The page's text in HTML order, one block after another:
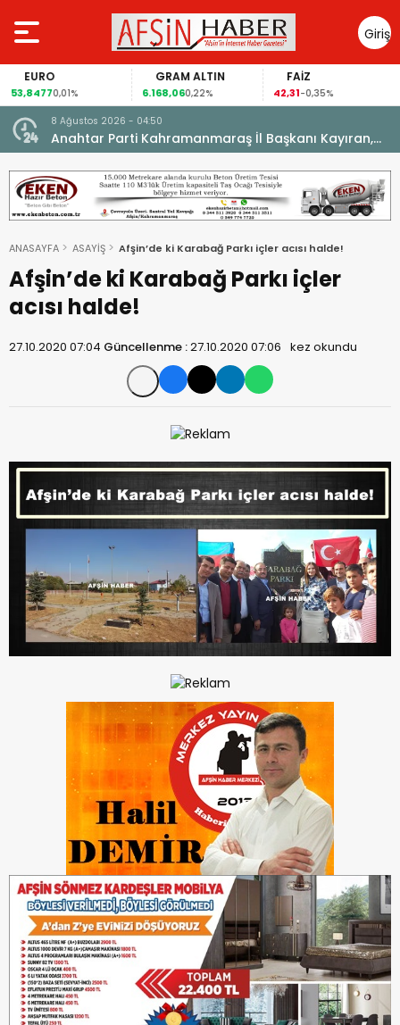
Giriş
Yap
EURO
53,84770,01%
GRAM ALTIN
6.168,060,22%
FAİZ
42,31-0,35%
8 Ağustos 2026 - 04:50
Anahtar Parti Kahramanmaraş İl Başkanı Kayıran,
Afşin Teşkilatı ile buluştu.
ANASAYFA ASAYİŞ Afşin’de ki Karabağ Parkı içler acısı halde!
Afşin’de ki Karabağ Parkı içler
acısı halde!
27.10.2020 07:04 Güncellenme :27.10.2020 07:06 kez okundu